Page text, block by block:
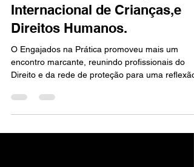
Internacional de Crianças,e
Direitos Humanos.
O Engajados na Prática promoveu mais um
encontro marcante, reunindo profissionais do
Direito e da rede de proteção para uma reflexão
atualidade: o sequestro internacional de
a violência vicária e os desafios da proteção dos